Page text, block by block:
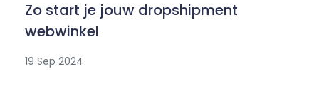
Zo start je jouw dropshipment
webwinkel
19 Sep 2024